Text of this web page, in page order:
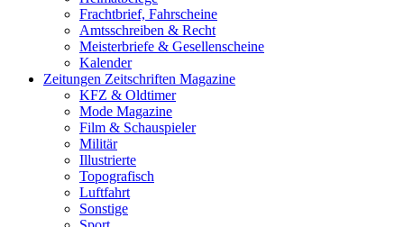
Frachtbrief, Fahrscheine
Amtsschreiben & Recht
Meisterbriefe & Gesellenscheine
Kalender
Zeitungen Zeitschriften Magazine
KFZ & Oldtimer
Mode Magazine
Film & Schauspieler
Militär
Illustrierte
Topografisch
Luftfahrt
Sonstige